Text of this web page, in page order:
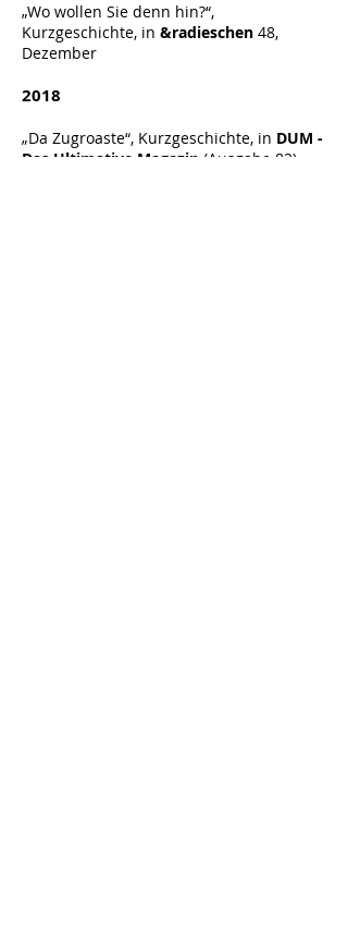
„Wo wollen Sie denn hin?“,
Kurzgeschichte, in &radieschen 48,
Dezember
2018
„Da Zugroaste“, Kurzgeschichte, in DUM -
Das Ultimative Magazin (Ausgabe 82)